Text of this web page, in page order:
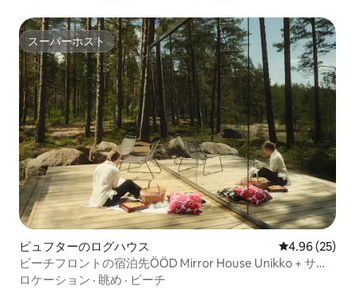
スーパーホスト
スーパーホスト
ピュフターのログハウス レビュー25
4.96 (25)
ビーチフロントの宿泊先ÖÖD Mirror House Unikko + サウ
ナ
ロケーション · 眺め · ビーチ